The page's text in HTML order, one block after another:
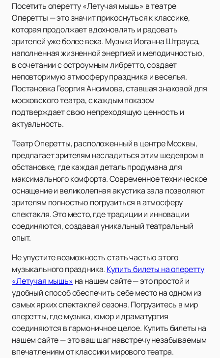
Посетить оперетту «Летучая мышь» в театре
Оперетты — это значит прикоснуться к классике,
которая продолжает вдохновлять и радовать
зрителей уже более века. Музыка Иоганна Штрауса,
наполненная жизненной энергией и мелодичностью,
в сочетании с остроумным либретто, создает
неповторимую атмосферу праздника и веселья.
Постановка Георгия Ансимова, ставшая знаковой для
московского театра, с каждым показом
подтверждает свою непреходящую ценность и
актуальность.
Театр Оперетты, расположенный в центре Москвы,
предлагает зрителям насладиться этим шедевром в
обстановке, где каждая деталь продумана для
максимального комфорта. Современное техническое
оснащение и великолепная акустика зала позволяют
зрителям полностью погрузиться в атмосферу
спектакля. Это место, где традиции и инновации
соединяются, создавая уникальный театральный
опыт.
Не упустите возможность стать частью этого
музыкального праздника. Купить билеты на оперетту
«Летучая мышь» на нашем сайте — это простой и
удобный способ обеспечить себе место на одном из
самых ярких спектаклей сезона. Погрузитесь в мир
оперетты, где музыка, юмор и драматургия
соединяются в гармоничное целое. Купить билеты на
нашем сайте — это ваш шаг навстречу незабываемым
впечатлениям от классики мирового театра.